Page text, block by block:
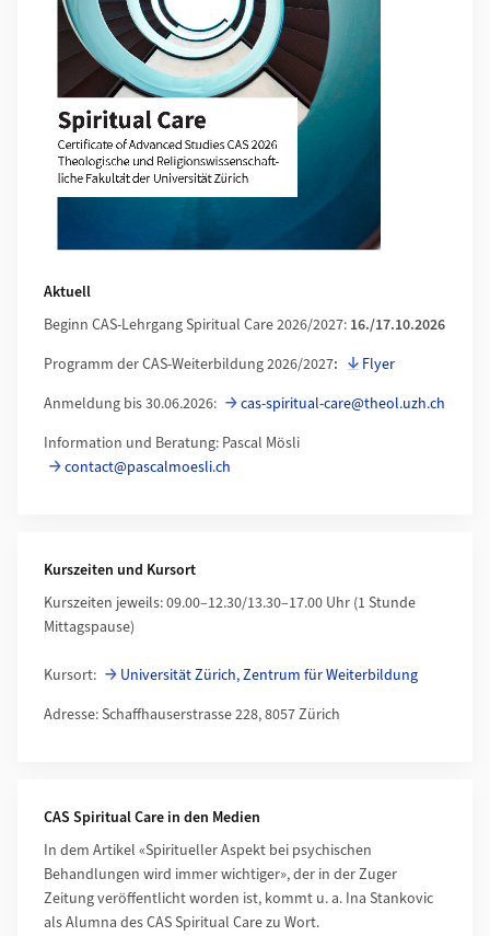
Aktuell
Beginn CAS-Lehrgang Spiritual Care 2026/2027: 16./17.10.2026
Programm der CAS-Weiterbildung 2026/2027:
Flyer
Anmeldung bis 30.06.2026:
cas-spiritual-care@theol.uzh.ch
Information und Beratung: Pascal Mösli
contact@pascalmoesli.ch
Kurszeiten und Kursort
Kurszeiten jeweils: 09.00–12.30/13.30–17.00 Uhr (1 Stunde
Mittagspause)
Kursort:
Universität Zürich, Zentrum für Weiterbildung
Adresse: Schaffhauserstrasse 228, 8057 Zürich
CAS Spiritual Care in den Medien
In dem Artikel «Spiritueller Aspekt bei psychischen
Behandlungen wird immer wichtiger», der in der Zuger
Zeitung veröffentlicht worden ist, kommt u. a. Ina Stankovic
als Alumna des CAS Spiritual Care zu Wort.